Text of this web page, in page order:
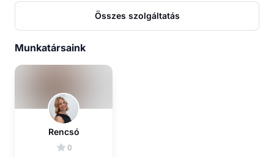
Összes szolgáltatás
Munkatársaink
Rencsó
0